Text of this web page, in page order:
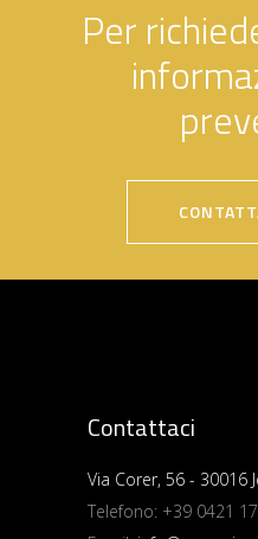
Per
Contattaci
Via Corer, 56 - 30016
Telefono: +39 0421